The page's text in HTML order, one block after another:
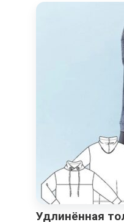
Удлинённая